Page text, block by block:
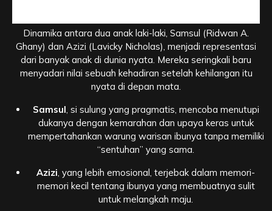
Dinamika antara dua anak laki-laki, Samsul (Ridwan A.
Ghany) dan Azizi (Lavicky Nicholas), menjadi representasi
dari banyak anak di dunia nyata. Mereka seringkali baru
menyadari nilai sebuah kehadiran setelah kehilangan itu
nyata di depan mata.
Samsul, si sulung yang pragmatis, mencoba menutupi
dukanya dengan kemarahan dan upaya keras untuk
mempertahankan warung warisan ibunya tanpa memiliki
“sentuhan” yang sama.
Azizi, yang lebih emosional, terjebak dalam memori-
memori kecil tentang ibunya yang membuatnya sulit
untuk melangkah maju.